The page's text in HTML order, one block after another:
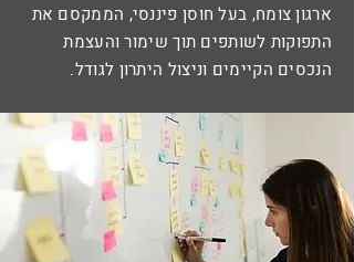
ארגון צומח, בעל חוסן פיננסי, הממקסם את
התפוקות לשותפים תוך שימור והעצמת
הנכסים הקיימים וניצול היתרון לגודל.